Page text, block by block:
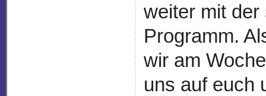
weiter mit
Programm.
wir am
uns auf euch